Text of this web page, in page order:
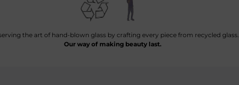
the art of hand-blown glass by crafting every piece from recycled glass.
Our way of making beauty last.